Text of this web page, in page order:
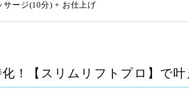
ージ(10分) + お仕上げ
！【スリムリフトプロ】で